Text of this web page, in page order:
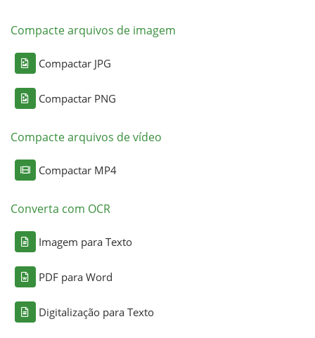
Compacte arquivos de imagem
Compactar JPG
Compactar PNG
Compacte arquivos de vídeo
Compactar MP4
Converta com OCR
Imagem para Texto
PDF para Word
Digitalização para Texto